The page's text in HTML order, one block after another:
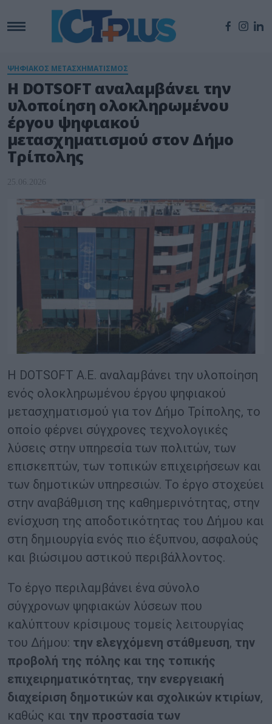
ΨΗΦΙΑΚΟΣ ΜΕΤΑΣΧΗΜΑΤΙΣΜΟΣ
Η DOTSOFT αναλαμβάνει την
υλοποίηση ολοκληρωμένου
έργου ψηφιακού
μετασχηματισμού στον Δήμο
Τρίπολης
25.06.2026
Η DOTSOFT Α.Ε. αναλαμβάνει την υλοποίηση
ενός ολοκληρωμένου έργου ψηφιακού
μετασχηματισμού για τον Δήμο Τρίπολης, το
οποίο φέρνει σύγχρονες τεχνολογικές
λύσεις στην υπηρεσία των πολιτών, των
επισκεπτών, των τοπικών επιχειρήσεων και
των δημοτικών υπηρεσιών. Το έργο στοχεύει
στην αναβάθμιση της καθημερινότητας, στην
ενίσχυση της αποδοτικότητας του Δήμου και
στη δημιουργία ενός πιο έξυπνου, ασφαλούς
και βιώσιμου αστικού περιβάλλοντος.
Το έργο περιλαμβάνει ένα σύνολο
σύγχρονων ψηφιακών λύσεων που
καλύπτουν κρίσιμους τομείς λειτουργίας
του Δήμου: την ελεγχόμενη στάθμευση, την
προβολή της πόλης και της τοπικής
επιχειρηματικότητας, την ενεργειακή
διαχείριση δημοτικών και σχολικών κτιρίων,
καθώς και την προστασία των